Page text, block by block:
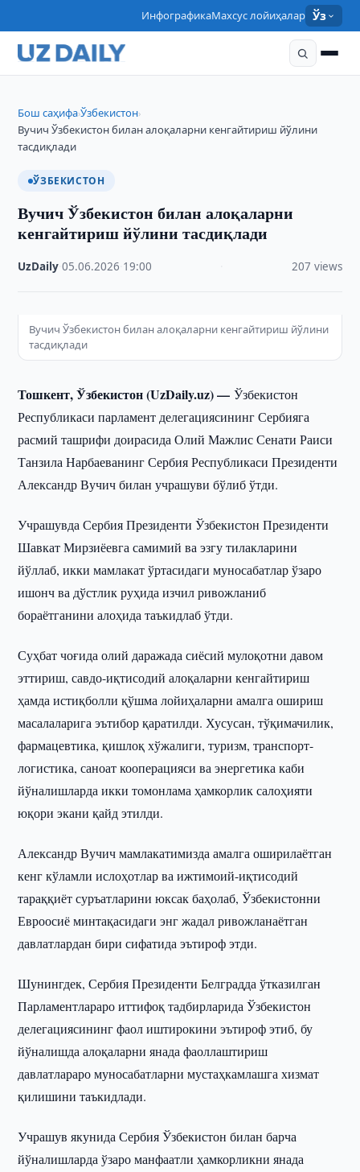
ИнфографикаМахсус лойиҳалар Ўз
Бош саҳифа›Ўзбекистон›
Вучич Ўзбекистон билан алоқаларни кенгайтириш йўлини
тасдиқлади
ЎЗБЕКИСТОН
Вучич Ўзбекистон билан алоқаларни
кенгайтириш йўлини тасдиқлади
UzDaily ·05.06.2026 19:00 207 views
Вучич Ўзбекистон билан алоқаларни кенгайтириш йўлини
тасдиқлади
Тошкент, Ўзбекистон (UzDaily.uz) —Ўзбекистон
Республикаси парламент делегациясининг Сербияга
расмий ташрифи доирасида Олий Мажлис Сенати Раиси
Танзила Нарбаеванинг Сербия Республикаси Президенти
Александр Вучич билан учрашуви бўлиб ўтди.
Учрашувда Сербия Президенти Ўзбекистон Президенти
Шавкат Мирзиёевга самимий ва эзгу тилакларини
йўллаб, икки мамлакат ўртасидаги муносабатлар ўзаро
ишонч ва дўстлик руҳида изчил ривожланиб
бораётганини алоҳида таъкидлаб ўтди.
Суҳбат чоғида олий даражада сиёсий мулоқотни давом
эттириш, савдо-иқтисодий алоқаларни кенгайтириш
ҳамда истиқболли қўшма лойиҳаларни амалга ошириш
масалаларига эътибор қаратилди. Хусусан, тўқимачилик,
фармацевтика, қишлоқ хўжалиги, туризм, транспорт-
логистика, саноат кооперацияси ва энергетика каби
йўналишларда икки томонлама ҳамкорлик салоҳияти
юқори экани қайд этилди.
Александр Вучич мамлакатимизда амалга оширилаётган
кенг кўламли ислоҳотлар ва ижтимоий-иқтисодий
тараққиёт суръатларини юксак баҳолаб, Ўзбекистонни
Евроосиё минтақасидаги энг жадал ривожланаётган
давлатлардан бири сифатида эътироф этди.
Шунингдек, Сербия Президенти Белградда ўтказилган
Парламентлараро иттифоқ тадбирларида Ўзбекистон
делегациясининг фаол иштирокини эътироф этиб, бу
йўналишда алоқаларни янада фаоллаштириш
давлатлараро муносабатларни мустаҳкамлашга хизмат
қилишини таъкидлади.
Учрашув якунида Сербия Ўзбекистон билан барча
йўналишларда ўзаро манфаатли ҳамкорликни янада